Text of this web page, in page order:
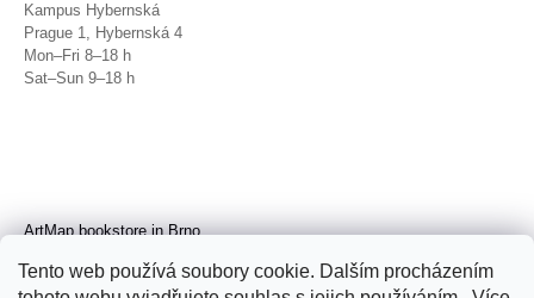
Tento web používá soubory cookie. Dalším procházením
Kampus Hybernská
Prague 1, Hybernská 4
Mon–Fri 8–18 h
Sat–Sun 9–18 h
ArtMap bookstore in Brno
Brno, Radnická 4